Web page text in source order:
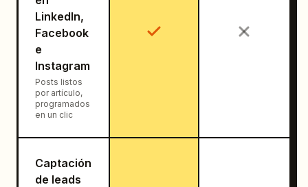
LinkedIn,
Facebook
e
Instagram
Posts listos
por artículo,
programados
en un clic
Captación
de leads